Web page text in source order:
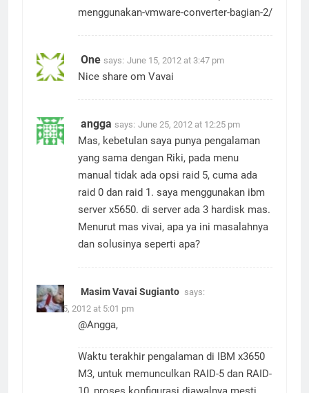
mesin-fisik-ke-virtual-machine-p2v-
One says: June 15, 2012 at 3:47 pm
angga says: June 25, 2012 at 12:25 pm
Mas, kebetulan saya punya pengalaman
yang sama dengan Riki, pada menu
manual tidak ada opsi raid 5, cuma ada
raid 0 dan raid 1. saya menggunakan ibm
server x5650. di server ada 3 hardisk mas.
Menurut mas vivai, apa ya ini masalahnya
Masim Vavai Sugianto
June 25, 2012 at 5:01 pm
Waktu terakhir pengalaman di IBM x3650
M3, untuk memunculkan RAID-5 dan RAID-